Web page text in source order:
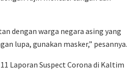
dengan warga negara asing yang
lupa, gunakan masker,” pesannya.
Laporan Suspect Corona di Kaltim